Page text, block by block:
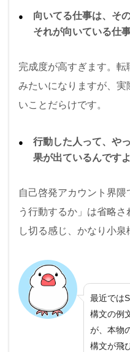
向いてる仕事は、そ
それが向いている仕
完成度が高すぎます。
みたいになりますが、
いことだらけです。
行動した人って、や
果が出ているんです
自己啓発アカウント界
う行動するか」は省略
し切る感じ、かなり小泉
最近では
構文の例
が、本物
構文が飛